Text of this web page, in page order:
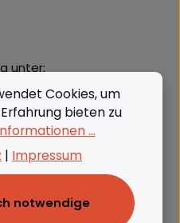
unter:
13:00
Cookies, um
bieten zu
...
| Impressum
notwendige